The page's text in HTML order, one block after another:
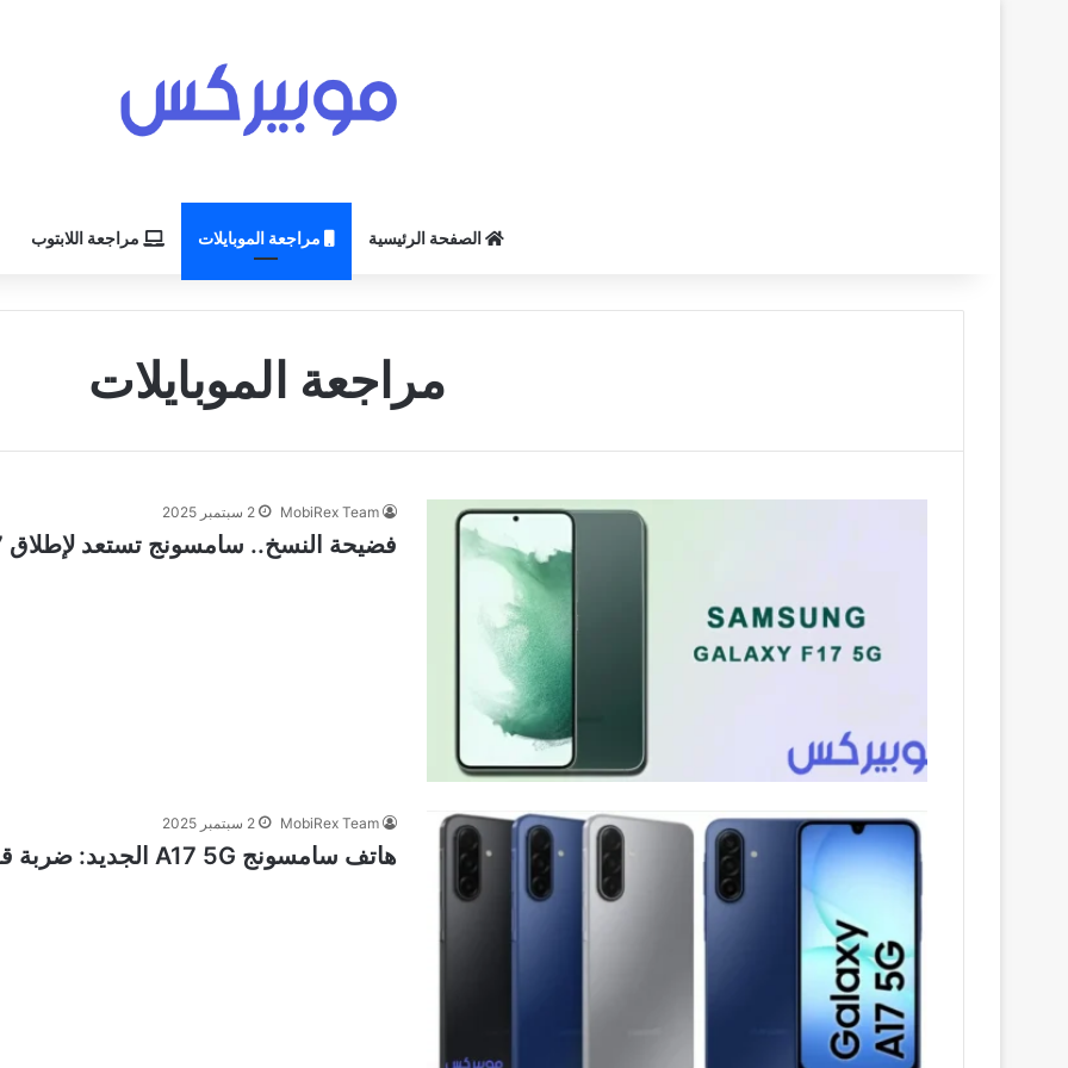
الصفحة الرئيسية مراجعة الموبايلات مراجعة اللابتوب
مراجعة الموبايلات
MobiRex Team 2 سبتمبر 2025
فضيحة النسخ.. سامسونج تستعد لإطلاق Galaxy F17 بنفس مواصفات A17
MobiRex Team 2 سبتمبر 2025
هاتف سامسونج A17 5G الجديد: ضربة قوية لهواتف شاومي؟